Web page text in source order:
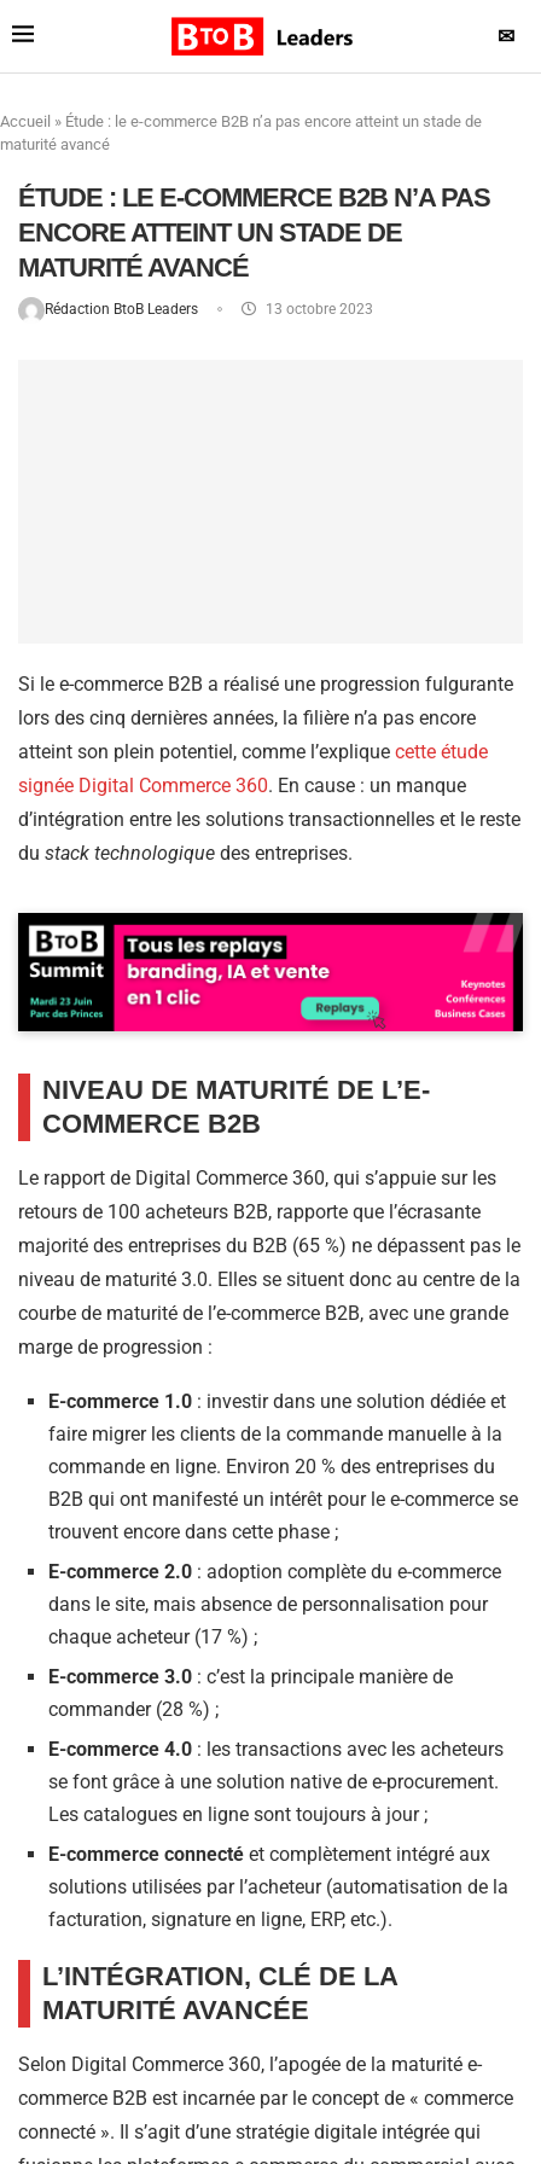
✉
Accueil » Étude : le e-commerce B2B n’a pas encore atteint un stade de
maturité avancé
ÉTUDE : LE E-COMMERCE B2B N’A PAS
ENCORE ATTEINT UN STADE DE
MATURITÉ AVANCÉ
Rédaction BtoB Leaders 13 octobre 2023
Si le e-commerce B2B a réalisé une progression fulgurante
lors des cinq dernières années, la filière n’a pas encore
atteint son plein potentiel, comme l’explique cette étude
signée Digital Commerce 360. En cause : un manque
d’intégration entre les solutions transactionnelles et le reste
du stack technologique des entreprises.
NIVEAU DE MATURITÉ DE L’E-
COMMERCE B2B
Le rapport de Digital Commerce 360, qui s’appuie sur les
retours de 100 acheteurs B2B, rapporte que l’écrasante
majorité des entreprises du B2B (65 %) ne dépassent pas le
niveau de maturité 3.0. Elles se situent donc au centre de la
courbe de maturité de l’e-commerce B2B, avec une grande
marge de progression :
E-commerce 1.0 : investir dans une solution dédiée et
faire migrer les clients de la commande manuelle à la
commande en ligne. Environ 20 % des entreprises du
B2B qui ont manifesté un intérêt pour le e-commerce se
trouvent encore dans cette phase ;
E-commerce 2.0 : adoption complète du e-commerce
dans le site, mais absence de personnalisation pour
chaque acheteur (17 %) ;
E-commerce 3.0 : c’est la principale manière de
commander (28 %) ;
E-commerce 4.0 : les transactions avec les acheteurs
se font grâce à une solution native de e-procurement.
Les catalogues en ligne sont toujours à jour ;
E-commerce connecté et complètement intégré aux
solutions utilisées par l’acheteur (automatisation de la
facturation, signature en ligne, ERP, etc.).
L’INTÉGRATION, CLÉ DE LA
MATURITÉ AVANCÉE
Selon Digital Commerce 360, l’apogée de la maturité e-
commerce B2B est incarnée par le concept de « commerce
connecté ». Il s’agit d’une stratégie digitale intégrée qui